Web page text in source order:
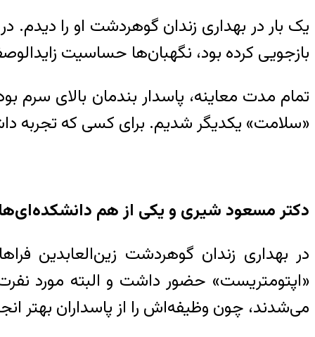
بازجویی کرده بود، نگهبان‌ها حساسیت
تمام مدت معاینه، پاسدار بندمان بالای
«سلامت» یکدیگر شدیم. برای کسی که تجربه
دکتر مسعود شیری و یکی از هم
در بهداری زندان گوهردشت زین‌العابدین
«اپتومتریست» حضور داشت و البته مورد نفرت
می‌شدند، چون وظیفه‌اش را از پاسداران بهتر